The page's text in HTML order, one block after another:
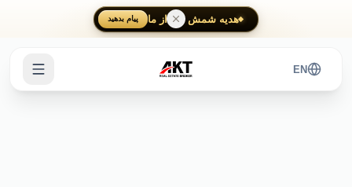
Skip to main contentهدیه شمش طلا از ما پیام بدهید
EN